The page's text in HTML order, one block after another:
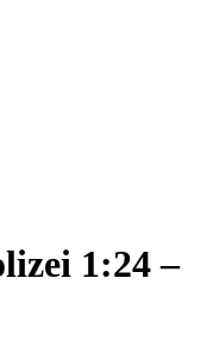
1:24 –